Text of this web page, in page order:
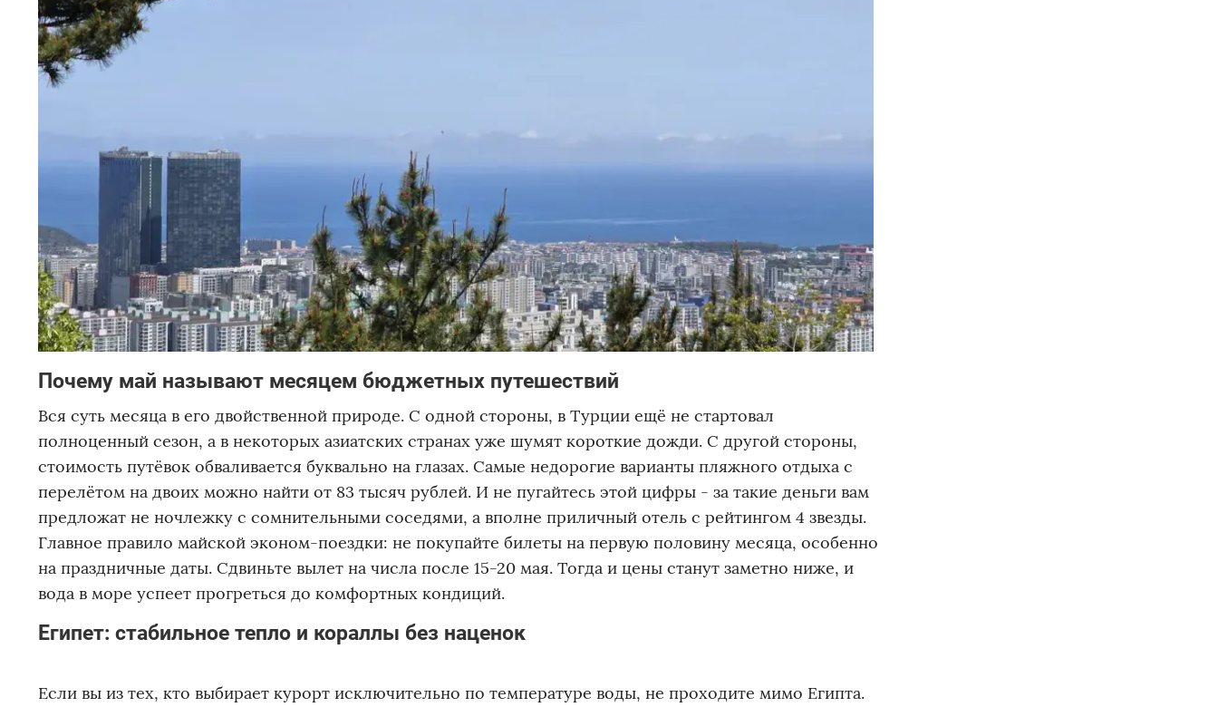
Почему май называют месяцем бюджетных путешествий
Вся суть месяца в его двойственной природе. С одной стороны, в Турции ещё не стартовал
полноценный сезон, а в некоторых азиатских странах уже шумят короткие дожди. С другой стороны,
стоимость путёвок обваливается буквально на глазах. Самые недорогие варианты пляжного отдыха с
перелётом на двоих можно найти от 83 тысяч рублей. И не пугайтесь этой цифры - за такие деньги вам
предложат не ночлежку с сомнительными соседями, а вполне приличный отель с рейтингом 4 звезды.
Главное правило майской эконом-поездки: не покупайте билеты на первую половину месяца, особенно
на праздничные даты. Сдвиньте вылет на числа после 15-20 мая. Тогда и цены станут заметно ниже, и
вода в море успеет прогреться до комфортных кондиций.
Египет: стабильное тепло и кораллы без наценок
Если вы из тех, кто выбирает курорт исключительно по температуре воды, не проходите мимо Египта.